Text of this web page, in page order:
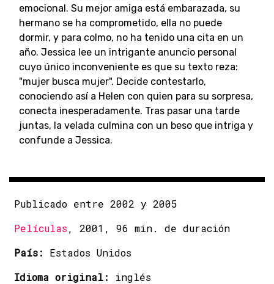
emocional. Su mejor amiga está embarazada, su
hermano se ha comprometido, ella no puede
dormir, y para colmo, no ha tenido una cita en un
año. Jessica lee un intrigante anuncio personal
cuyo único inconveniente es que su texto reza:
"mujer busca mujer". Decide contestarlo,
conociendo así a Helen con quien para su sorpresa,
conecta inesperadamente. Tras pasar una tarde
juntas, la velada culmina con un beso que intriga y
confunde a Jessica.
Publicado entre 2002 y 2005
Películas, 2001, 96 min. de duración
País: Estados Unidos
Idioma original: inglés